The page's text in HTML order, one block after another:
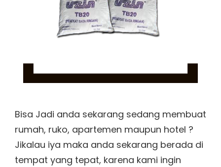
Bisa Jadi anda sekarang sedang membuat
rumah, ruko, apartemen maupun hotel ?
Jikalau iya maka anda sekarang berada di
tempat yang tepat, karena kami ingin